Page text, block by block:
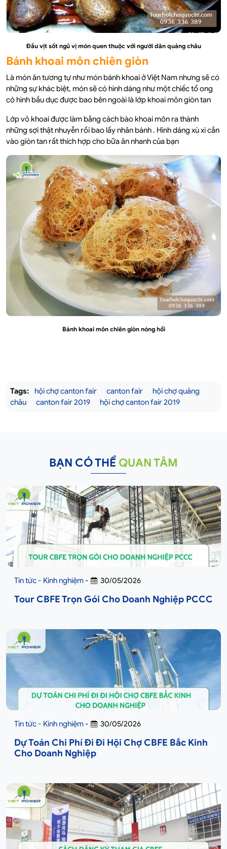
Đầu vịt sốt ngũ vị món quen thuộc với người dân quảng châu
Bánh khoai môn chiên giòn
Là món ăn tương tự như món bánh khoai ở Việt Nam nhưng sẽ có
những sự khác biệt, món sẽ có hình dáng như một chiếc tổ ong
có hình bầu dục được bao bên ngoài là lớp khoai môn giòn tan
Lớp vỏ khoai được làm bằng cách bào khoai môn ra thành
những sợi thật nhuyễn rồi bao lấy nhân bánh . Hình dáng xù xì cắn
vào giòn tan rất thích hợp cho bữa ăn nhanh của bạn
Bánh khoai môn chiên giòn nóng hổi
Tags: hội chợ canton fair canton fair
hội chợ quảng
châu
canton fair 2019 hội chợ canton fair 2019
BẠN CÓ THỂ QUAN TÂM
Tin tức - Kinh nghiệm - 30/05/2026
Tour CBFE Trọn Gói Cho Doanh Nghiệp PCCC
Tin tức - Kinh nghiệm - 30/05/2026
Dự Toán Chi Phí Đi Đi Hội Chợ CBFE Bắc Kinh
Cho Doanh Nghiệp